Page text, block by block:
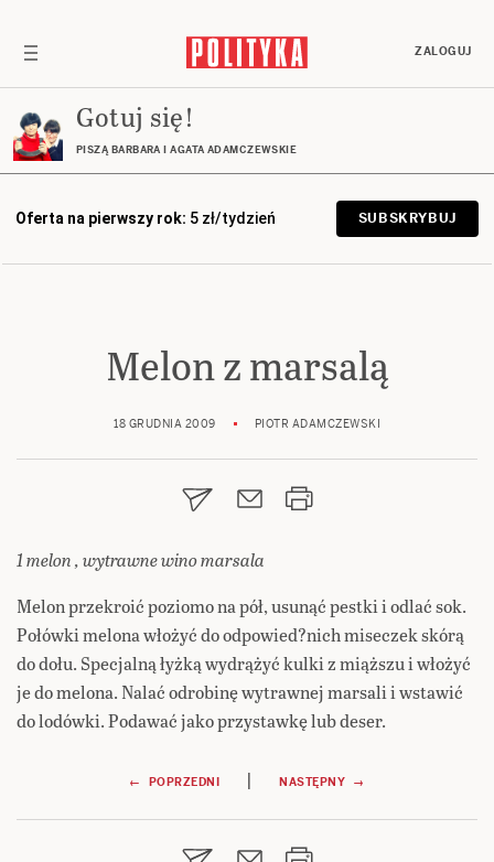
ZALOGUJ
Gotuj się!
PISZĄ BARBARA I AGATA ADAMCZEWSKIE
Oferta na pierwszy rok: 5 zł/tydzień SUBSKRYBUJ
Melon z marsalą
18 GRUDNIA 2009 PIOTR ADAMCZEWSKI
1 melon , wytrawne wino marsala
Melon przekroić poziomo na pół, usunąć pestki i odlać sok.
Połówki melona włożyć do odpowied?nich miseczek skórą
do dołu. Specjalną łyżką wydrążyć kulki z miąższu i włożyć
je do melona. Nalać odrobinę wytrawnej marsali i wstawić
do lodówki. Podawać jako przystawkę lub deser.
Nawigacja
wpisu
← POPRZEDNI | NASTĘPNY →